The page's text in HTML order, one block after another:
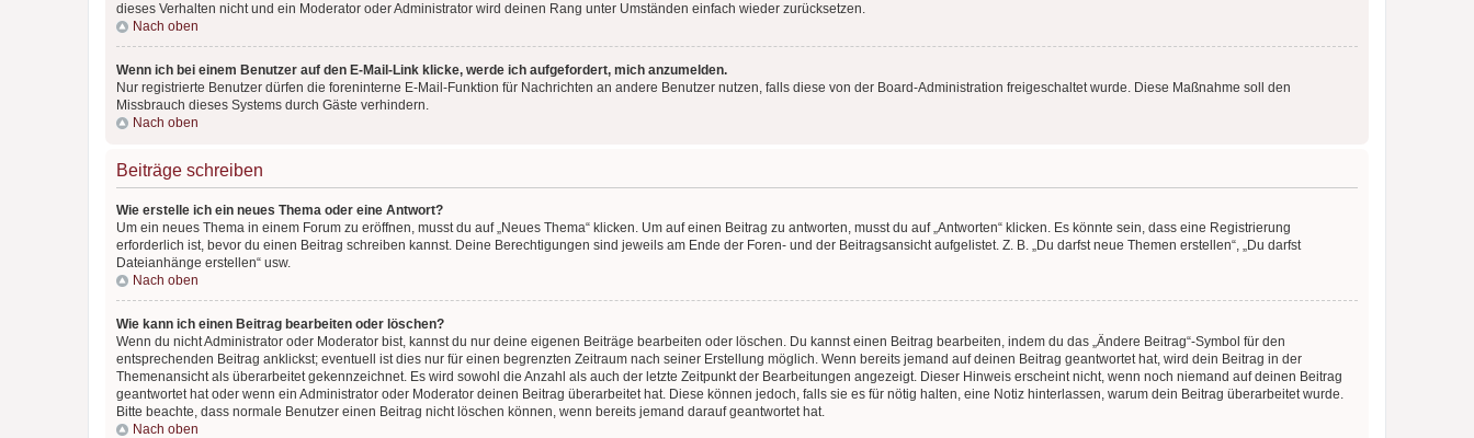
dieses Verhalten nicht und ein Moderator oder Administrator wird deinen Rang unter Umständen einfach wieder zurücksetzen.
Nach oben
Wenn ich bei einem Benutzer auf den E-Mail-Link klicke, werde ich aufgefordert, mich anzumelden.
Nur registrierte Benutzer dürfen die foreninterne E-Mail-Funktion für Nachrichten an andere Benutzer nutzen, falls diese von der Board-Administration freigeschaltet wurde. Diese Maßnahme soll den
Missbrauch dieses Systems durch Gäste verhindern.
Nach oben
Beiträge schreiben
Wie erstelle ich ein neues Thema oder eine Antwort?
Um ein neues Thema in einem Forum zu eröffnen, musst du auf „Neues Thema“ klicken. Um auf einen Beitrag zu antworten, musst du auf „Antworten“ klicken. Es könnte sein, dass eine Registrierung
erforderlich ist, bevor du einen Beitrag schreiben kannst. Deine Berechtigungen sind jeweils am Ende der Foren- und der Beitragsansicht aufgelistet. Z. B. „Du darfst neue Themen erstellen“, „Du darfst
Dateianhänge erstellen“ usw.
Nach oben
Wie kann ich einen Beitrag bearbeiten oder löschen?
Wenn du nicht Administrator oder Moderator bist, kannst du nur deine eigenen Beiträge bearbeiten oder löschen. Du kannst einen Beitrag bearbeiten, indem du das „Ändere Beitrag“-Symbol für den
entsprechenden Beitrag anklickst; eventuell ist dies nur für einen begrenzten Zeitraum nach seiner Erstellung möglich. Wenn bereits jemand auf deinen Beitrag geantwortet hat, wird dein Beitrag in der
Themenansicht als überarbeitet gekennzeichnet. Es wird sowohl die Anzahl als auch der letzte Zeitpunkt der Bearbeitungen angezeigt. Dieser Hinweis erscheint nicht, wenn noch niemand auf deinen Beitrag
geantwortet hat oder wenn ein Administrator oder Moderator deinen Beitrag überarbeitet hat. Diese können jedoch, falls sie es für nötig halten, eine Notiz hinterlassen, warum dein Beitrag überarbeitet wurde.
Bitte beachte, dass normale Benutzer einen Beitrag nicht löschen können, wenn bereits jemand darauf geantwortet hat.
Nach oben